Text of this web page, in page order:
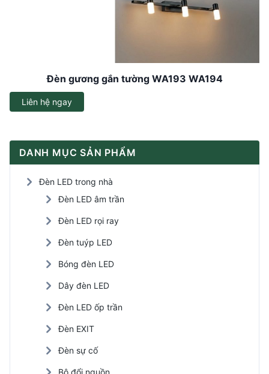
Đèn gương gắn tường WA193 WA194
Liên hệ ngay
DANH MỤC SẢN PHẨM
Đèn LED trong nhà
Đèn LED âm trần
Đèn LED rọi ray
Đèn tuýp LED
Bóng đèn LED
Dây đèn LED
Đèn LED ốp trần
Đèn EXIT
Đèn sự cố